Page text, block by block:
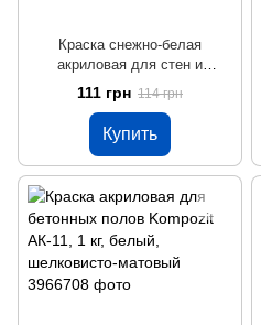
Краска снежно-белая
акриловая для стен и
потолков Sniezka ULTRA
BIEL, 1,4 кг, снежно-белый,
матовый
111 грн 114 грн
Купить